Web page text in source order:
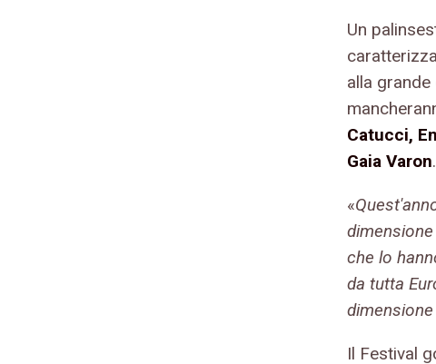
Un
alla
Catucci,
Gaia Varon.
«
che lo
da tutta
Il Festival